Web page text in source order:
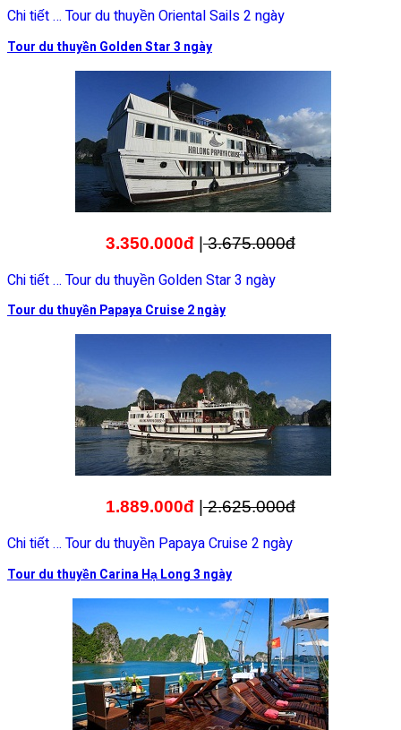
Chi tiết … Tour du thuyền Oriental Sails 2 ngày
Tour du thuyền Golden Star 3 ngày
3.350.000đ |3.675.000đ
Chi tiết … Tour du thuyền Golden Star 3 ngày
Tour du thuyền Papaya Cruise 2 ngày
1.889.000đ 2.625.000đ
Chi tiết … Tour du thuyền Papaya Cruise 2 ngày
Tour du thuyền Carina Hạ Long 3 ngày